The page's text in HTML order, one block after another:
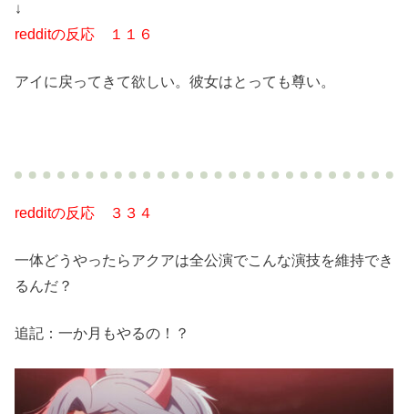
↓
redditの反応 １１６
アイに戻ってきて欲しい。彼女はとっても尊い。
redditの反応 ３３４
一体どうやったらアクアは全公演でこんな演技を維持でき
るんだ？
追記：一か月もやるの！？